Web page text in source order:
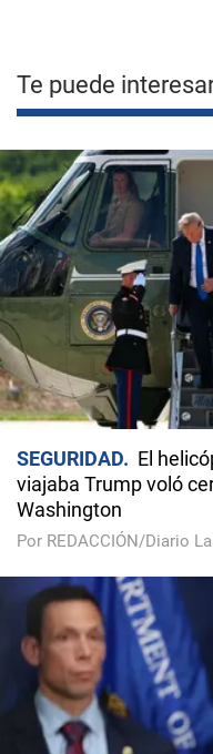
Te puede
SEGURIDAD
El
viajaba Trump voló
Washington
Por REDACCIÓN/Diario